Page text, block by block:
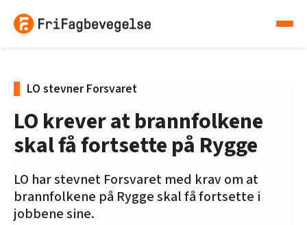
LO stevner Forsvaret
LO krever at brannfolkene
skal få fortsette på Rygge
LO har stevnet Forsvaret med krav om at
brannfolkene på Rygge skal få fortsette i
jobbene sine.